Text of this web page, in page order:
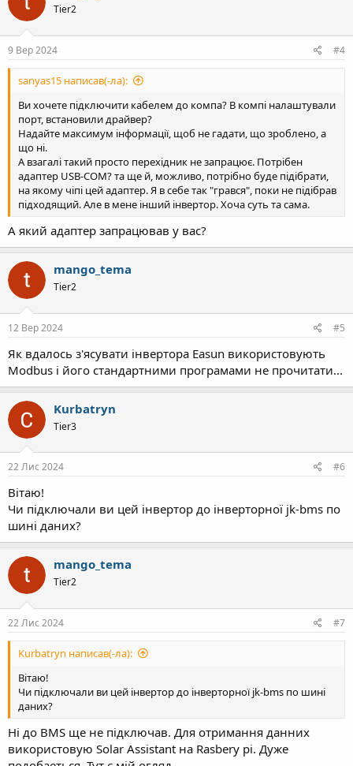
Tier2
9 Вер 2024 #4
sanyas15 написав(-ла):
Ви хочете підключити кабелем до компа? В компі налаштували
порт, встановили драйвер?
Надайте максимум інформації, щоб не гадати, що зроблено, а
що ні.
А взагалі такий просто перехідник не запрацює. Потрібен
адаптер USB-COM? та ще й, можливо, потрібно буде підібрати,
на якому чіпі цей адаптер. Я в себе так "грався", поки не підібрав
підходящий. Але в мене інший інвертор. Хоча суть та сама.
А який адаптер запрацював у вас?
mango_tema
Tier2
12 Вер 2024 #5
Як вдалось з'ясувати інвертора Easun використовують
Modbus і його стандартними програмами не прочитати...
Kurbatryn
Tier3
22 Лис 2024 #6
Вітаю!
Чи підключали ви цей інвертор до інверторної jk-bms по
шині даних?
mango_tema
Tier2
22 Лис 2024 #7
Kurbatryn написав(-ла):
Вітаю!
Чи підключали ви цей інвертор до інверторної jk-bms по шині
даних?
Ні до BMS ще не підключав. Для отримання данних
використовую Solar Assistant на Rasbery pi. Дуже